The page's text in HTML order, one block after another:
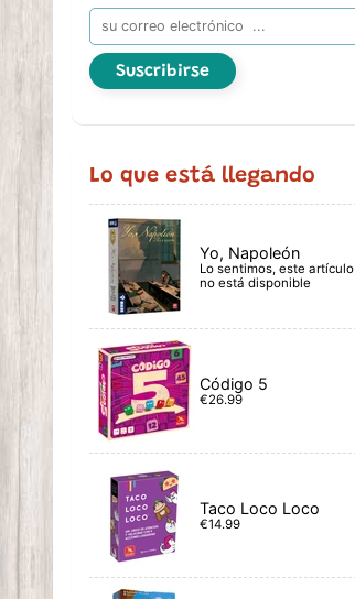
Suscribirse
Lo que está llegando
Yo, Napoleón
Lo sentimos, este artículo
no está disponible
Código 5
€26.99
Taco Loco Loco
€14.99